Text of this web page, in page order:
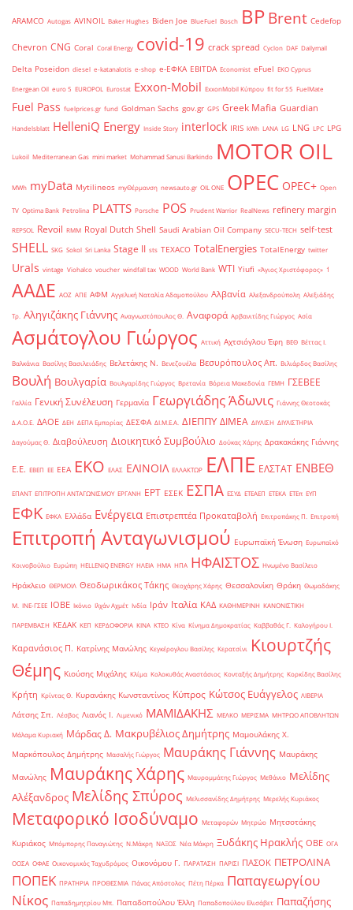
ARAMCO Autogas AVINOIL Baker Hughes Biden Joe BlueFuel Bosch BPBrent Cedefop
Chevron CNG Coral Coral Energy covid-19 crack spread Cyclon DAF Dailymail
Delta Poseidon diesel e-katanalotis e-shop e-ΕΦΚΑ EBITDA Economist eFuel EKO Cyprus
Energean Oil euro 5 EUROPOL Eurostat Exxon-Mobil ExxonMobil Κύπρου fit for 55 FuelMate
Fuel Pass fuelprices.gr fund Goldman Sachs gov.gr GPS Greek Mafia Guardian
Handelsblatt HelleniQ Energy Inside Story interlock IRIS kWh LANA LG LNG LPC LPG
Lukoil Mediterranean Gas mini market Mohammad Sanusi Barkindo MOTOR OIL
MWh myData Mytilineos myΘέρμανση newsauto.gr OIL ONE OPEC OPEC+ Open
TV Optima Bank Petrolina PLATTS Porsche POS Prudent Warrior RealNews refinery margin
REPSOL Revoil RMM Royal Dutch Shell Saudi Arabian Oil Company SECU-TECH self-test
SHELL SKG Sokol Sri Lanka Stage II sts TEXACO TotalEnergies TotalEnergy twitter
Urals vintage Viohalco voucher windfall tax WOOD World Bank WTI Yiufi «Άγιος Χριστόφορος» ΄1
ΑΑΔΕ ΑΟΖ ΑΠΕ ΑΦΜ Αγγελική Ναταλία Αδαμοπούλου Αλβανία Αλεξανδρούπολη Αλεξιάδης
Τρ. Αληγιζάκης Γιάννης Αναγνωστόπουλος Θ. Αναφορά Αρβανιτίδης Γιώργος Ασία
Ασμάτογλου Γιώργος Αττική Αχτσιόγλου Έφη ΒΕΘ Βέττας Ι.
Βαλκάνια Βασίλης Βασιλειάδης Βελετάκης Ν. Βενεζουέλα Βεσυρόπουλος Απ. Βιλιάρδος Βασίλης
Βουλή Βουλγαρία Βουλγαρίδης Γιώργος Βρετανία Βόρεια Μακεδονία ΓΕΜΗ ΓΣΕΒΕΕ
Γαλλία Γενική Συνέλευση Γερμανία Γεωργιάδης Άδωνις Γιάννης Θεοτοκάς
Δ.Α.Ο.Ε. ΔΑΟΕ ΔΕΗ ΔΕΠΑ Εμπορίας ΔΕΣΦΑ ΔΙ.Μ.Ε.Α. ΔΙΕΠΠΥ ΔΙΜΕΑ ΔΙΥΛΙΣΗ ΔΙΥΛΙΣΤΗΡΙΑ
Δαγούμας Θ. Διαβούλευση Διοικητικό Συμβούλιο Δούκας Χάρης Δρακακάκης Γιάννης
Ε.Ε. ΕΒΕΠ ΕΕ ΕΕΑ ΕΚΟ ΕΛΑΣ ΕΛΙΝΟΙΛ ΕΛΛΑΚΤΩΡ ΕΛΠΕ ΕΛΣΤΑΤ ΕΝΒΕΘ
ΕΠΑΝΤ ΕΠΙΤΡΟΠΗ ΑΝΤΑΓΩΝΙΣΜΟΥ ΕΡΓΑΝΗ ΕΡΤ ΕΣΕΚ ΕΣΠΑ ΕΣΥΔ ΕΤΕΑΕΠ ΕΤΕΚΑ ΕΤΕπ ΕΥΠ
ΕΦΚ ΕΦΚΑ Ελλάδα Ενέργεια Επιστρεπτέα Προκαταβολή Επιτροπάκης Π. Επιτροπή
Επιτροπή Ανταγωνισμού Ευρωπαϊκή Ένωση Ευρωπαϊκό
Κοινοβούλιο Ευρώπη ΗELLENiQ ENERGY ΗΛΕΙΑ ΗΜΑ ΗΠΑ ΗΦΑΙΣΤΟΣ Ηνωμένο Βασίλειο
Ηράκλειο ΘΕΡΜΟΙΛ Θεοδωρικάκος Τάκης Θεοχάρης Χάρης Θεσσαλονίκη Θράκη Θωμαδάκης
Μ. ΙΝΕ-ΓΣΕΕ ΙΟΒΕ Ικόνιο Ιλχάν Αχμέτ Ινδία Ιράν Ιταλία ΚΑΔ ΚΑΘΗΜΕΡΙΝΗ ΚΑΝΟΝΙΣΤΙΚΗ
ΠΑΡΕΜΒΑΣΗ ΚΕΔΑΚ ΚΕΠ ΚΕΡΔΟΦΟΡΙΑ ΚΙΝΑ ΚΤΕΟ Κίνα Κίνημα Δημοκρατίας Καββαθάς Γ. Καλογήρου Ι.
Καρανάσιος Π. Κατρίνης Μανώλης Κεγκέρογλου Βασίλης Κερατσίνι
Κιουρτζής
Θέμης Κιούσης Μιχάλης Κλίμα Κολοκυθάς Αναστάσιος Κονταξής Δημήτρης Κορκίδης Βασίλης
Κρήτη Κρίντας Θ. Κυρανάκης Κωνσταντίνος Κύπρος Κώτσος Ευάγγελος ΛΙΒΕΡΙΑ
Λάτσης Σπ. Λέσβος Λιανός Ι. Λιμενικό ΜΑΜΙΔΑΚΗΣ ΜΕΛΚΟ ΜΕΡΙΣΜΑ ΜΗΤΡΩΟ ΑΠΟΒΛΗΤΩΝ
Μάλαμα Κυριακή Μάρδας Δ. Μακρυβέλιος Δημήτρης Μαμουλάκης Χ.
Μαρκόπουλος Δημήτρης Μασαλής Γιώργος Μαυράκης Γιάννης Μαυράκης
Μανώλης Μαυράκης Χάρης Μαυρομμάτης Γιώργος Μεθάνιο Μελίδης
Αλέξανδρος Μελίδης Σπύρος Μελισσανίδης Δημήτρης Μερελής Κυριάκος
Μεταφορικό Ισοδύναμο Μεταφορών Μητρώο Μητσοτάκης
Κυριάκος Μπόμπορης Παναγιώτης Ν.Μάκρη ΝΑΞΟΣ Νέα Μάκρη Ξυδάκης Ηρακλής ΟΒΕ ΟΓΑ
ΟΟΣΑ ΟΦΑΕ Οικονομικός Ταχυδρόμος Οικονόμου Γ. ΠΑΡΑΤΑΣΗ ΠΑΡΙΣΙ ΠΑΣΟΚ ΠΕΤΡΟΛΙΝΑ
ΠΟΠΕΚ ΠΡΑΤΗΡΙΑ ΠΡΟΘΕΣΜΙΑ Πάνας Απόστολος Πέτη Πέρκα Παπαγεωργίου
Νίκος Παπαδημητρίου Μπ. Παπαδοπούλου Έλλη Παπαδοπούλου Ελισάβετ Παπαζήσης